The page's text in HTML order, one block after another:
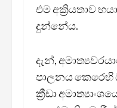
එම අක්‍රියතාව
දුන්නේය.
දැන්,
පාලනය කෙරෙහි
ක්‍රීඩා